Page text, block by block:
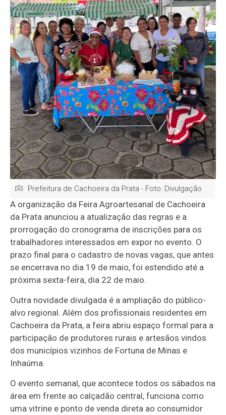
Prefeitura de Cachoeira da Prata - Foto: Divulgação
A organização da Feira Agroartesanal de Cachoeira
da Prata anunciou a atualização das regras e a
prorrogação do cronograma de inscrições para os
trabalhadores interessados em expor no evento. O
prazo final para o cadastro de novas vagas, que antes
se encerrava no dia 19 de maio, foi estendido até a
próxima sexta-feira, dia 22 de maio.
Outra novidade divulgada é a ampliação do público-
alvo regional. Além dos profissionais residentes em
Cachoeira da Prata, a feira abriu espaço formal para a
participação de produtores rurais e artesãos vindos
dos municípios vizinhos de Fortuna de Minas e
Inhaúma.
O evento semanal, que acontece todos os sábados na
área em frente ao calçadão central, funciona como
uma vitrine e ponto de venda direta ao consumidor